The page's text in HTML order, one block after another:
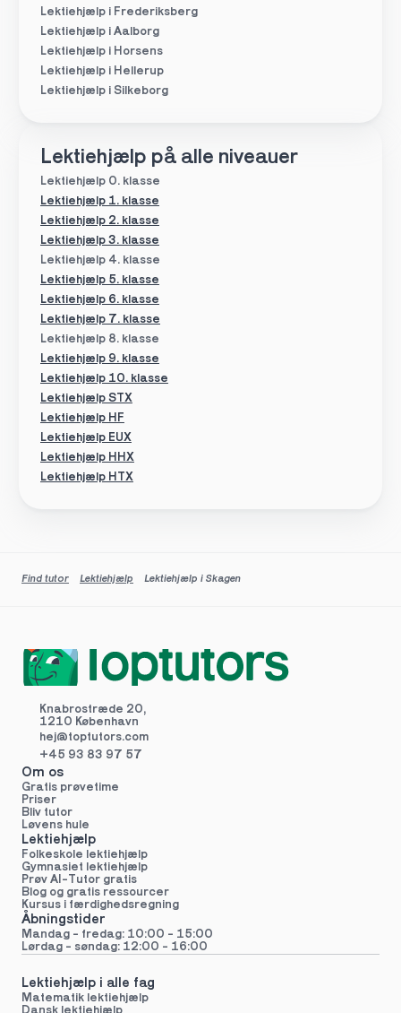
Lektiehjælp i Frederiksberg
Lektiehjælp i Aalborg
Lektiehjælp i Horsens
Lektiehjælp i Hellerup
Lektiehjælp i Silkeborg
Lektiehjælp på alle niveauer
Lektiehjælp 0. klasse
Lektiehjælp 4. klasse
Lektiehjælp 5. klasse
Lektiehjælp 8. klasse
Lektiehjælp 1. klasse
Lektiehjælp 6. klasse
Lektiehjælp 7. klasse
Lektiehjælp 2. klasse
Lektiehjælp 3. klasse
Lektiehjælp 9. klasse
Lektiehjælp 10. klasse
Lektiehjælp HF
Lektiehjælp EUX
Lektiehjælp STX
Lektiehjælp HHX
Lektiehjælp HTX
Find tutor Lektiehjælp Lektiehjælp i Skagen
Knabrostræde 20,
1210 København
hej@toptutors.com
+45 93 83 97 57
Om os
Gratis prøvetime
Priser
Bliv tutor
Løvens hule
Lektiehjælp
Folkeskole lektiehjælp
Gymnasiet lektiehjælp
Prøv AI-Tutor gratis
Blog og gratis ressourcer
Kursus i færdighedsregning
Åbningstider
Mandag - fredag: 10:00 - 15:00
Lørdag - søndag: 12:00 - 16:00
Lektiehjælp i alle fag
Matematik lektiehjælp